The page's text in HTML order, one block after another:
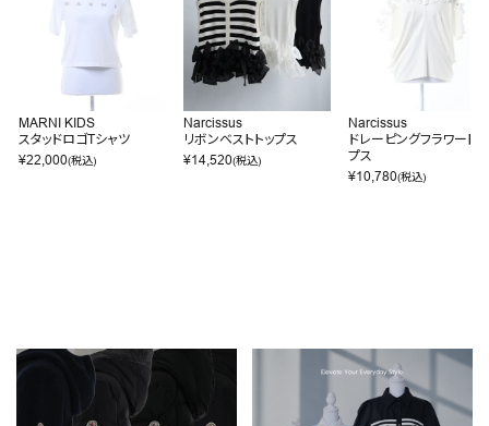
MARNI KIDS
スタッドロゴTシャツ
¥22,000(税込)
Narcissus
リボンベストトップス
¥14,520(税込)
Narcissus
ドレーピングフラワートッ
プス
¥10,780(税込)